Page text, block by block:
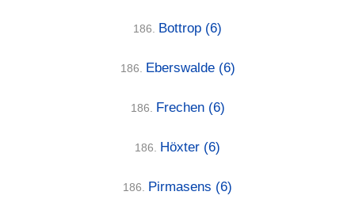
186. Bottrop (6)
186. Eberswalde (6)
186. Frechen (6)
186. Höxter (6)
186. Pirmasens (6)